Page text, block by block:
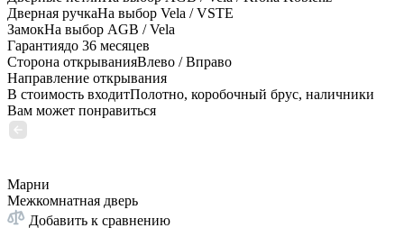
Дверная ручкаНа выбор Vela / VSTE
ЗамокНа выбор AGB / Vela
Гарантиядо 36 месяцев
Сторона открыванияВлево / Вправо
Направление открывания
В стоимость входитПолотно, коробочный брус, наличники
Вам может понравиться
Марни
Межкомнатная дверь
Добавить к сравнению